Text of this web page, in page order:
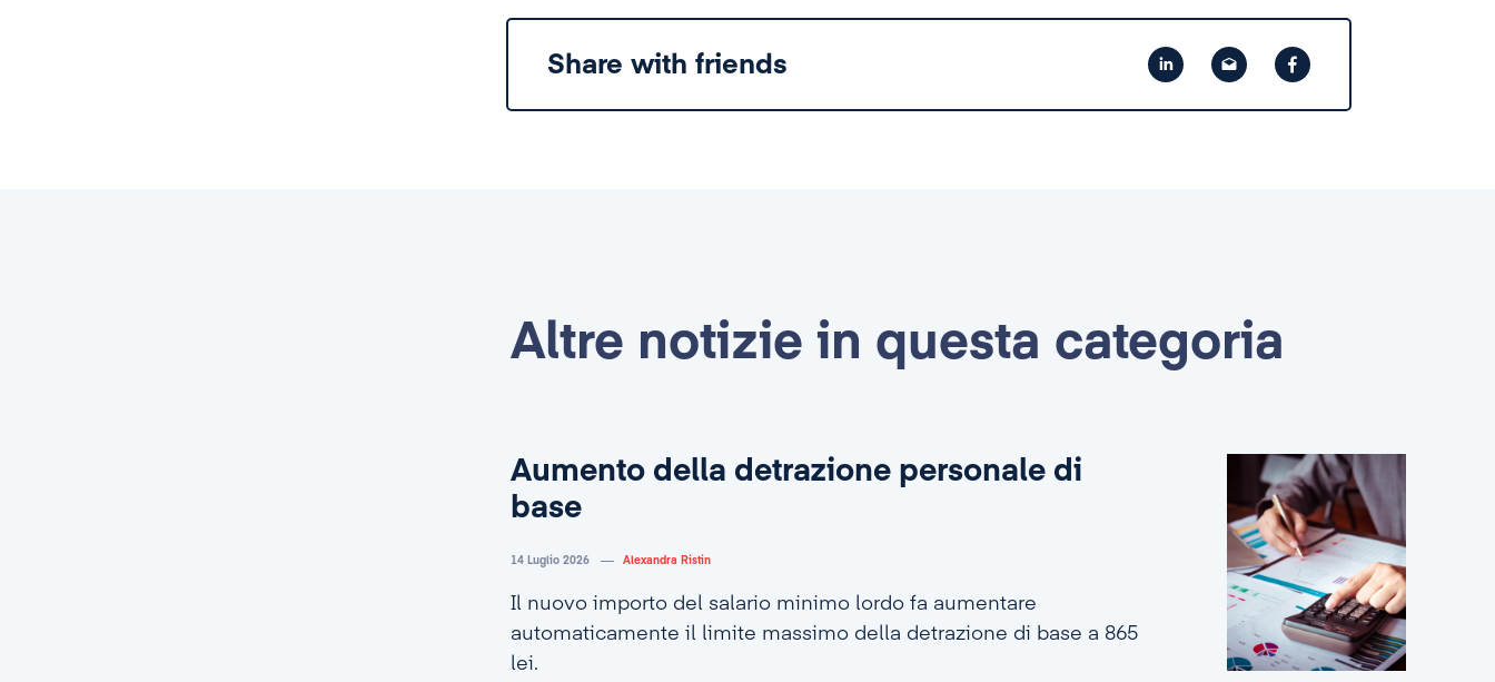
Share with friends
Altre notizie in questa categoria
Aumento della detrazione personale di
base
14 Luglio 2026 Alexandra Ristin
Il nuovo importo del salario minimo lordo fa aumentare
automaticamente il limite massimo della detrazione di base a 865
lei.